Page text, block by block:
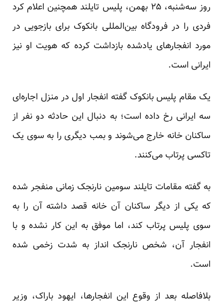
روز سه‌شنبه، ۲۵ بهمن، پلیس تایلند همچنین اعلام کرد
فردی را در فرودگاه بین‌المللی بانکوک برای بازجویی در
مورد انفجارهای یادشده بازداشت کرده که هویت او نیز
ایرانی است.
یک مقام پلیس بانکوک گفته انفجار اول در منزل اجاره‌ای
سه ایرانی رخ داده است؛ به دنبال این حادثه دو نفر از
ساکنان خانه خارج می‌شوند و بمب دیگری را به سوی یک
تاکسی پرتاب می‌کنند.
به گفته مقامات تایلند سومین نارنجک زمانی منفجر شده
که یکی از دیگر ساکنان آن خانه قصد داشته آن را به
سوی پلیس پرتاب کند، اما موفق به این کار نشده و با
انفجار آن، شخص نارنجک انداز به شدت زخمی شده
است.
بلافاصله بعد از وقوع این انفجار‌ها، ایهود باراک، وزیر